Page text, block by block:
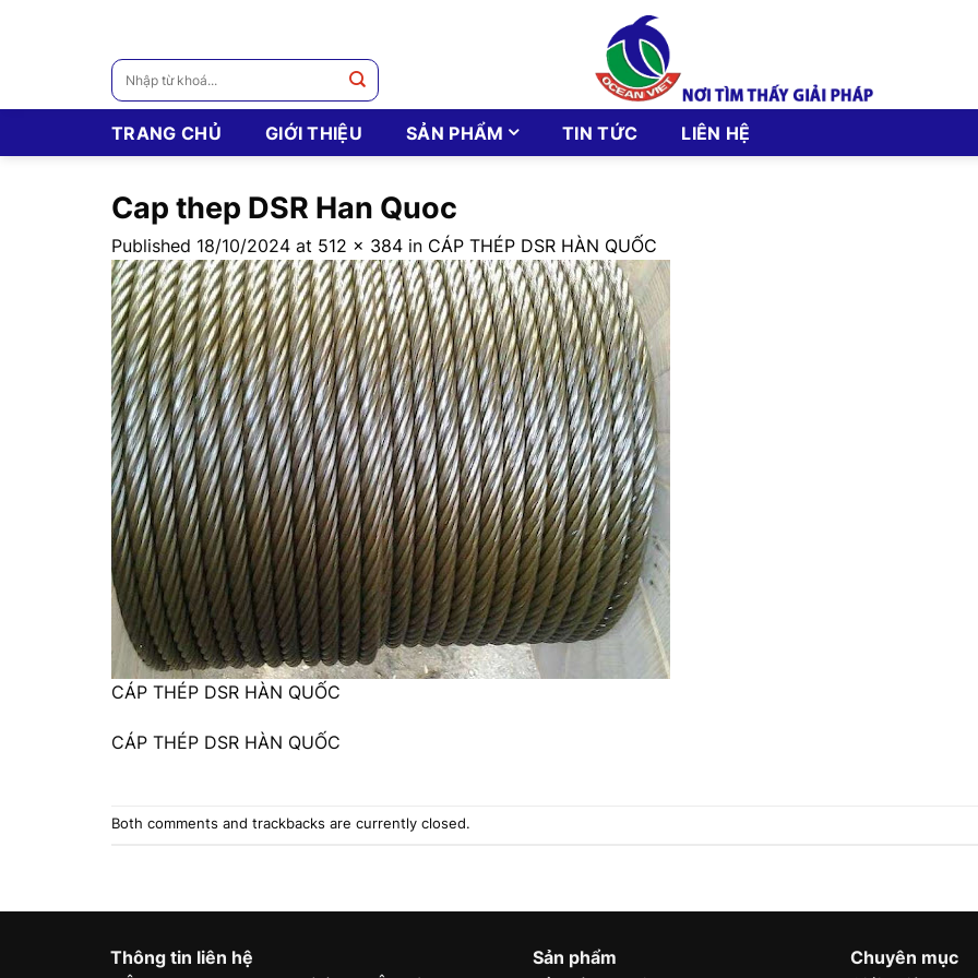
Tìm
kiếm:
TRANG CHỦ GIỚI THIỆU SẢN PHẨM TIN TỨC LIÊN HỆ
Cap thep DSR Han Quoc
Published 18/10/2024 at 512 × 384 in CÁP THÉP DSR HÀN QUỐC
CÁP THÉP DSR HÀN QUỐC
CÁP THÉP DSR HÀN QUỐC
Both comments and trackbacks are currently closed.
Thông tin liên hệ
Sản phẩm Chuyên mục